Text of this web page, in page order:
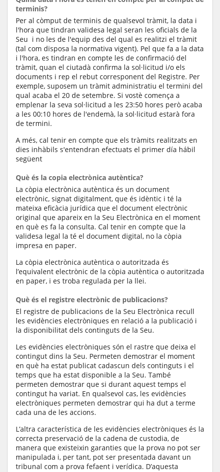
terminis?
Per al còmput de terminis de qualsevol tràmit, la data i
l'hora que tindran validesa legal seran les oficials de la
Seu i no les de l'equip des del qual es realitzi el tràmit
(tal com disposa la normativa vigent). Pel que fa a la data
i l'hora, es tindran en compte les de confirmació del
tràmit, quan el ciutadà confirma la sol·licitud i/o els
documents i rep el rebut corresponent del Registre. Per
exemple, suposem un tràmit administratiu el termini del
qual acaba el 20 de setembre. Si vostè comença a
emplenar la seva sol·licitud a les 23:50 hores però acaba
a les 00:10 hores de l'endemà, la sol·licitud estarà fora
de termini.
A més, cal tenir en compte que els tràmits realitzats en
dies inhàbils s'entendran efectuats el primer día hábil
següent
Què és la copia electrònica autèntica?
La còpia electrònica autèntica és un document
electrònic, signat digitalment, que és idèntic i té la
mateixa eficàcia jurídica que el document electrònic
original que apareix en la Seu Electrònica en el moment
en què es fa la consulta. Cal tenir en compte que la
validesa legal la té el document digital, no la còpia
impresa en paper.
La còpia electrònica autèntica o autoritzada és
l’equivalent electrònic de la còpia autèntica o autoritzada
en paper, i es troba regulada per la llei.
Què és el registre electrònic de publicacions?
El registre de publicacions de la Seu Electrònica recull
les evidències electròniques en relació a la publicació i
la disponibilitat dels continguts de la Seu.
Les evidències electròniques són el rastre que deixa el
contingut dins la Seu. Permeten demostrar el moment
en què ha estat publicat cadascun dels continguts i el
temps que ha estat disponible a la Seu. També
permeten demostrar que si durant aquest temps el
contingut ha variat. En qualsevol cas, les evidències
electròniques permeten demostrar qui ha dut a terme
cada una de les accions.
L’altra característica de les evidències electròniques és la
correcta preservació de la cadena de custodia, de
manera que existeixin garanties que la prova no pot ser
manipulada i, per tant, pot ser presentada davant un
tribunal com a prova fefaent i verídica. D’aquesta